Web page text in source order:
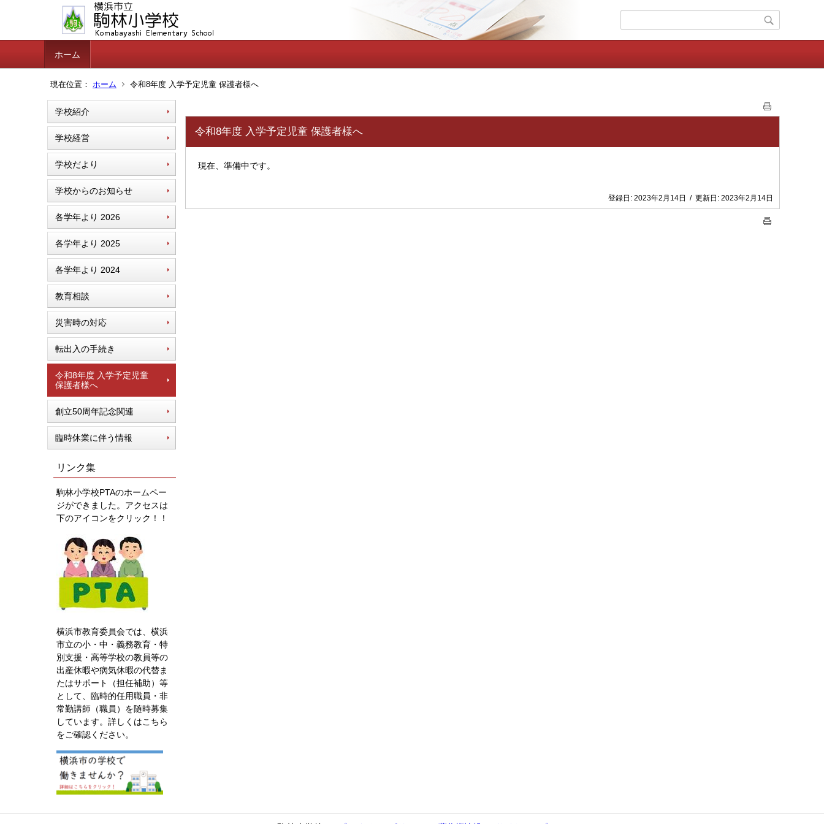
ホーム
現在位置： ホーム 令和8年度 入学予定児童 保護者様へ
学校紹介
学校経営
学校だより
学校からのお知らせ
各学年より 2026
各学年より 2025
各学年より 2024
教育相談
災害時の対応
転出入の手続き
令和8年度 入学予定児童
保護者様へ
創立50周年記念関連
臨時休業に伴う情報
リンク集
駒林小学校PTAのホームペー
ジができました。アクセスは
下のアイコンをクリック！！
横浜市教育委員会では、横浜
市立の小・中・義務教育・特
別支援・高等学校の教員等の
出産休暇や病気休暇の代替ま
たはサポート（担任補助）等
として、臨時的任用職員・非
常勤講師（職員）を随時募集
しています。詳しくはこちら
をご確認ください。
令和8年度 入学予定児童 保護者様へ
現在、準備中です。
登録日: 2023年2月14日 / 更新日: 2023年2月14日